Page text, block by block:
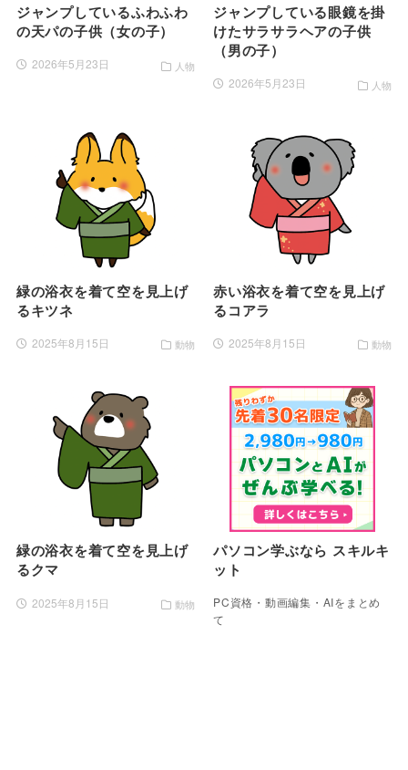
ジャンプしているふわふわ
の天パの子供（女の子）
2026年5月23日 人物
ジャンプしている眼鏡を掛
けたサラサラヘアの子供
（男の子）
2026年5月23日 人物
緑の浴衣を着て空を見上げ
るキツネ
2025年8月15日 動物
赤い浴衣を着て空を見上げ
るコアラ
2025年8月15日 動物
緑の浴衣を着て空を見上げ
るクマ
2025年8月15日 動物
パソコン学ぶなら スキルキ
ット
PC資格・動画編集・AIをまとめ
て